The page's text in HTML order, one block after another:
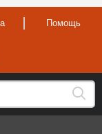
Помощь